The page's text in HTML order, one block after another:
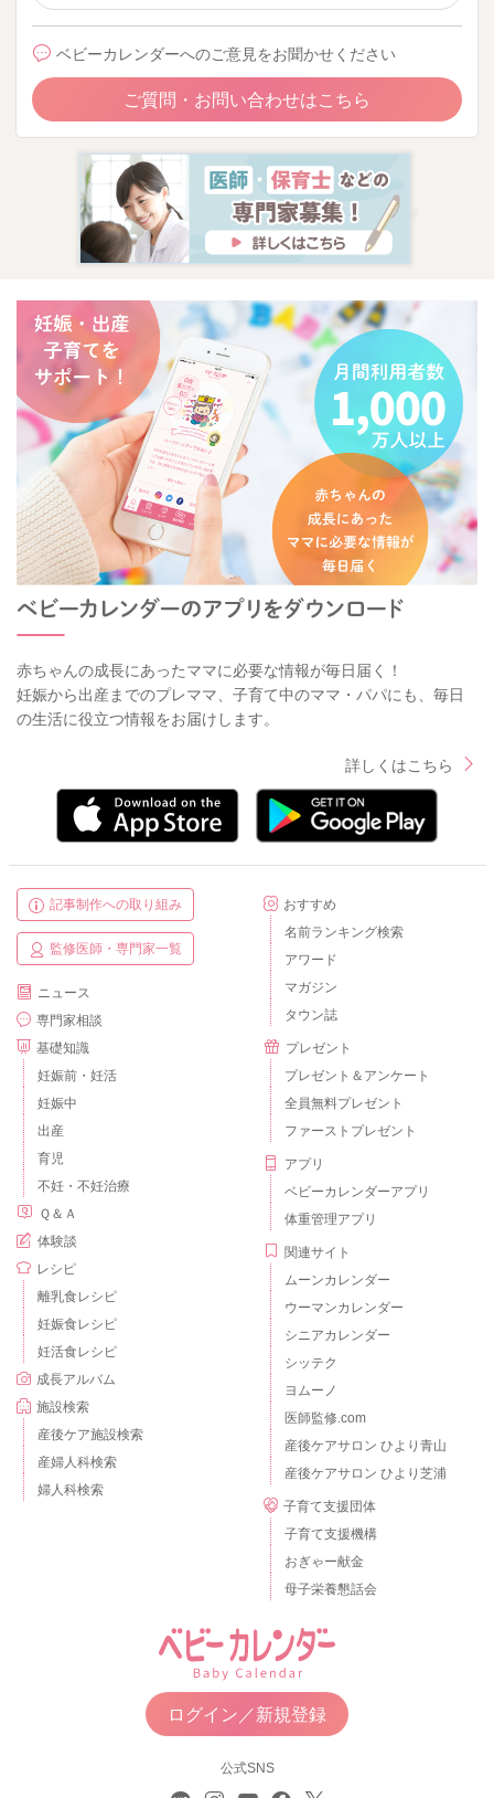
ベビーカレンダーへのご意見をお聞かせください
ご質問・お問い合わせはこちら
赤ちゃんの成長にあったママに必要な情報が毎日届く！
妊娠から出産までのプレママ、子育て中のママ・パパにも、毎日
の生活に役立つ情報をお届けします。
詳しくはこちら
記事制作への取り組み
監修医師・専門家一覧
ニュース
専門家相談
基礎知識
妊娠前・妊活
妊娠中
出産
育児
不妊・不妊治療
Ｑ＆Ａ
体験談
レシピ
離乳食レシピ
妊娠食レシピ
妊活食レシピ
成長アルバム
施設検索
産後ケア施設検索
産婦人科検索
婦人科検索
おすすめ
名前ランキング検索
アワード
マガジン
タウン誌
プレゼント
プレゼント＆アンケート
全員無料プレゼント
ファーストプレゼント
アプリ
ベビーカレンダーアプリ
体重管理アプリ
関連サイト
ムーンカレンダー
ウーマンカレンダー
シニアカレンダー
シッテク
ヨムーノ
医師監修.com
産後ケアサロン ひより青山
産後ケアサロン ひより芝浦
子育て支援団体
子育て支援機構
おぎゃー献金
母子栄養懇話会
ログイン／新規登録
公式SNS